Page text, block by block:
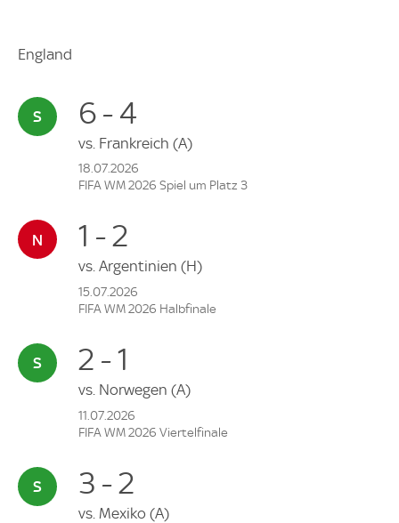
England
6 - 4
vs. Frankreich (A)
18.07.2026
FIFA WM 2026 Spiel um Platz 3
1 - 2
vs. Argentinien (H)
15.07.2026
FIFA WM 2026 Halbfinale
2 - 1
vs. Norwegen (A)
11.07.2026
FIFA WM 2026 Viertelfinale
3 - 2
vs. Mexiko (A)